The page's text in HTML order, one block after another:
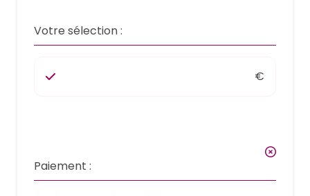
Votre sélection :
€
Paiement :